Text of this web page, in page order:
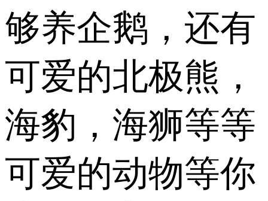
够养企鹅，还有
可爱的北极熊，
海豹，海狮等等
可爱的动物等你